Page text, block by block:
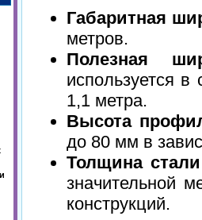
Габаритная
метров.
Полезная
используется в
1,1 метра.
Высота
до 80 мм в
Толщина
значительной
конструкций.